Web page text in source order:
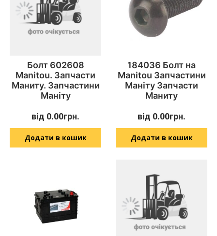
Болт 602608
Manitou. Запчасти
Маниту. Запчастини
Маніту
від 0.00грн.
Додати в кошик
184036 Болт на
Manitou Запчастини
Маніту Запчасти
Маниту
від 0.00грн.
Додати в кошик